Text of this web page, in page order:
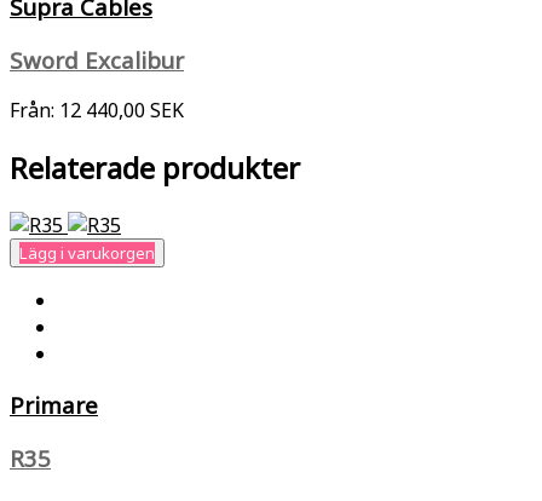
Supra Cables
Sword Excalibur
Från: 12 440,00 SEK
Relaterade produkter
Lägg i varukorgen
Primare
R35